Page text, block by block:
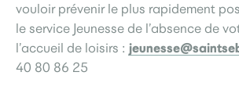
vouloir prévenir le plus rapidement
le service Jeunesse de l’absence de
l’accueil de loisirs :
40 80 86 25